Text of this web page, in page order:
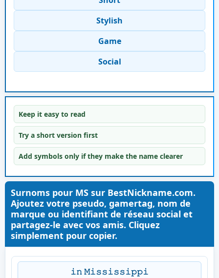
Stylish
Game
Social
Keep it easy to read
Try a short version first
Add symbols only if they make the name clearer
Surnoms pour MS sur BestNickname.com.
Ajoutez votre pseudo, gamertag, nom de
marque ou identifiant de réseau social et
partagez-le avec vos amis. Cliquez
simplement pour copier.
𝚒𝚗 𝙼𝚒𝚜𝚜𝚒𝚜𝚜𝚒𝚙𝚙𝚒